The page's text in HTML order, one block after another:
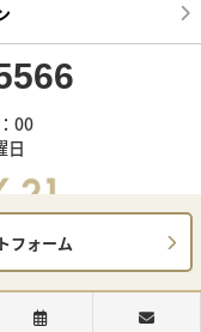
フォーム
00
日
ウス